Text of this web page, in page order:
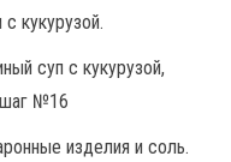
кукурузой.
изделия и соль.